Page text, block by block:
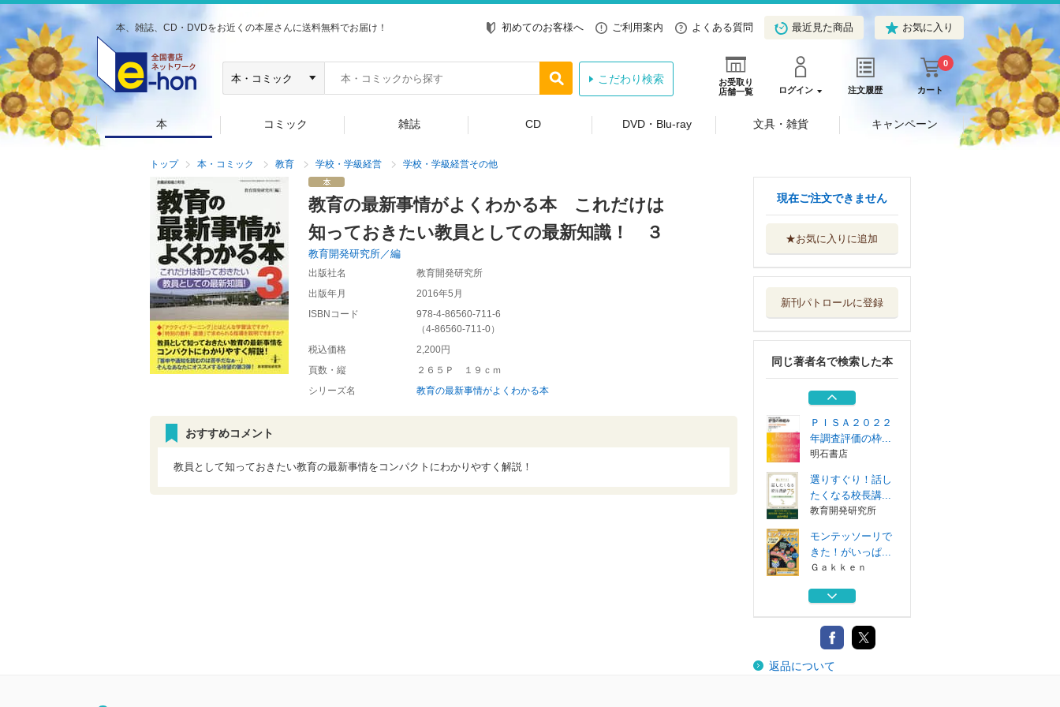
本、雑誌、CD・DVDをお近くの本屋さんに送料無料でお届け！ 初めてのお客様へ ご利用案内 よくある質問 最近見た商品 お気に入り
お受取り
店舗一覧
ログイン 注文履歴 カート
0
こだわり検索
本 コミック 雑誌 CD DVD・Blu-ray 文具・雑貨 キャンペーン
トップ 本・コミック 教育 学校・学級経営 学校・学級経営その他
教育の最新事情がよくわかる本 これだけは
知っておきたい教員としての最新知識！ ３
教育開発研究所／編
出版社名
教育開発研究所
出版年月
2016年5月
ISBNコード
978-4-86560-711-6
（4-86560-711-0）
税込価格
2,200円
頁数・縦
２６５Ｐ １９ｃｍ
シリーズ名
教育の最新事情がよくわかる本
おすすめコメント
教員として知っておきたい教育の最新事情をコンパクトにわかりやすく解説！
現在ご注文できません
★お気に入りに追加
新刊パトロールに登録
同じ著者名で検索した本
モンテッソーリで
きた！がいっぱ...
モンテッソーリシ
Ｇａｋｋｅｎ
モンテッソーリは
じめてのシール...
Ｇａｋｋｅｎ
ＰＩＳＡ２０２２
年調査評価の枠...
明石書店
選りすぐり！話し
たくなる校長講...
教育開発研究所
モンテッソーリで
きた！がいっぱ...
Ｇａｋｋｅｎ
モンテッソーリシ
Ｇａｋｋｅｎ
モンテッソーリは
じめてのシール...
返品について